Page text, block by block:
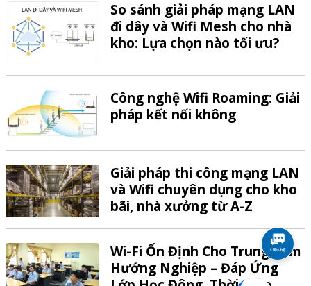
So sánh giải pháp mạng LAN
đi dây và Wifi Mesh cho nhà
kho: Lựa chọn nào tối ưu?
Công nghệ Wifi Roaming: Giải
pháp kết nối không
Giải pháp thi công mạng LAN
và Wifi chuyên dụng cho kho
bãi, nhà xưởng từ A-Z
Wi-Fi Ổn Định Cho Trung Tâm
Hướng Nghiệp – Đáp Ứng